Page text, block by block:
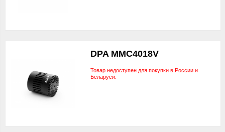
DPA MMC4018V
Товар недоступен для покупки в России и
Беларуси.